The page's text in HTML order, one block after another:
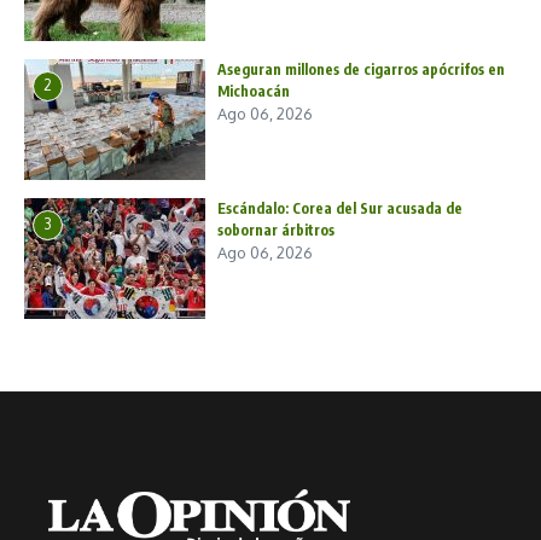
2
Aseguran millones de cigarros apócrifos en
Michoacán
Ago 06, 2026
3
Escándalo: Corea del Sur acusada de
sobornar árbitros
Ago 06, 2026